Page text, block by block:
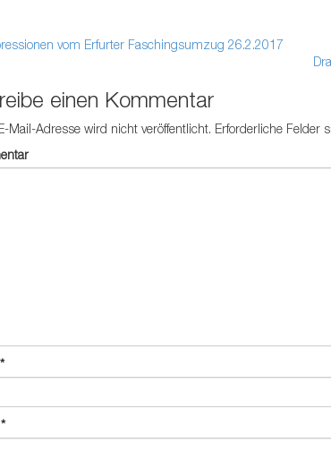
vom Erfurter Faschingsumzug 26.2.2017
einen Kommentar
Mail-Adresse wird nicht veröffentlicht. Erforderliche Felder
*
*